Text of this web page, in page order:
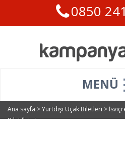
0850
MENÜ
Ana sayfa >Yurtdışı Uçak Biletleri >
Bilet İletişim